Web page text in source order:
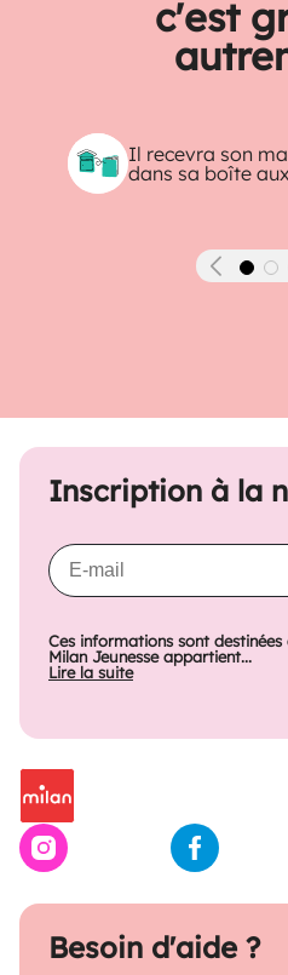
c'est
Il recevra son
dans sa boîte
Besoin d'aide ?
Inscription à la
Ces informations sont
Milan Jeunesse appartient...
Lire la suite